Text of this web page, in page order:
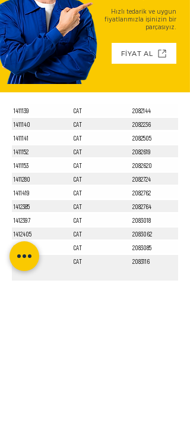
Hızlı tedarik ve uygun
fiyatlarımızla işinizin bir
parçasıyız.
FİYAT AL
1411139 CAT
2082144
1411140
CAT
2082236
1411141
CAT
2082505
1411152
CAT
2082619
1411153
CAT
2082620
1411280
CAT
2082724
1411419
CAT
2082762
1412385
CAT
2082764
1412397
CAT
2083018
1412405
CAT
2083062
1412551
CAT
2083085
CAT 2083116